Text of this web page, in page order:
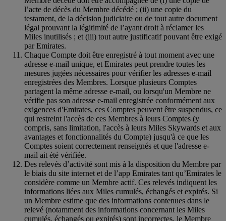
l’acte de décès du Membre décédé ; (ii) une copie du
testament, de la décision judiciaire ou de tout autre document
légal prouvant la légitimité de l’ayant droit à réclamer les
Miles inutilisés ; et (iii) tout autre justificatif pouvant être exigé
par Emirates.
Chaque Compte doit être enregistré à tout moment avec une
adresse e-mail unique, et Emirates peut prendre toutes les
mesures jugées nécessaires pour vérifier les adresses e-mail
enregistrées des Membres. Lorsque plusieurs Comptes
partagent la même adresse e-mail, ou lorsqu'un Membre ne
vérifie pas son adresse e-mail enregistrée conformément aux
exigences d'Emirates, ces Comptes peuvent être suspendus, ce
qui restreint l'accès de ces Membres à leurs Comptes (y
compris, sans limitation, l'accès à leurs Miles Skywards et aux
avantages et fonctionnalités du Compte) jusqu'à ce que les
Comptes soient correctement renseignés et que l'adresse e-
mail ait été vérifiée.
Des relevés d’activité sont mis à la disposition du Membre par
le biais du site internet et de l’app Emirates tant qu’Emirates le
considère comme un Membre actif. Ces relevés indiquent les
informations liées aux Miles cumulés, échangés et expirés. Si
un Membre estime que des informations contenues dans le
relevé (notamment des informations concernant les Miles
cumulés, échangés ou expirés) sont incorrectes, le Membre